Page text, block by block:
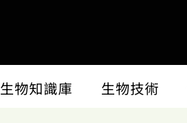
生物知識庫 生物技術